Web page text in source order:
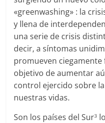
«greenwashing» : la
y llena de
una serie de crisis
decir, a síntomas
promueven ciegamente
objetivo de aumentar
control ejercido sobre
nuestras vidas.
Son los países del Sur3